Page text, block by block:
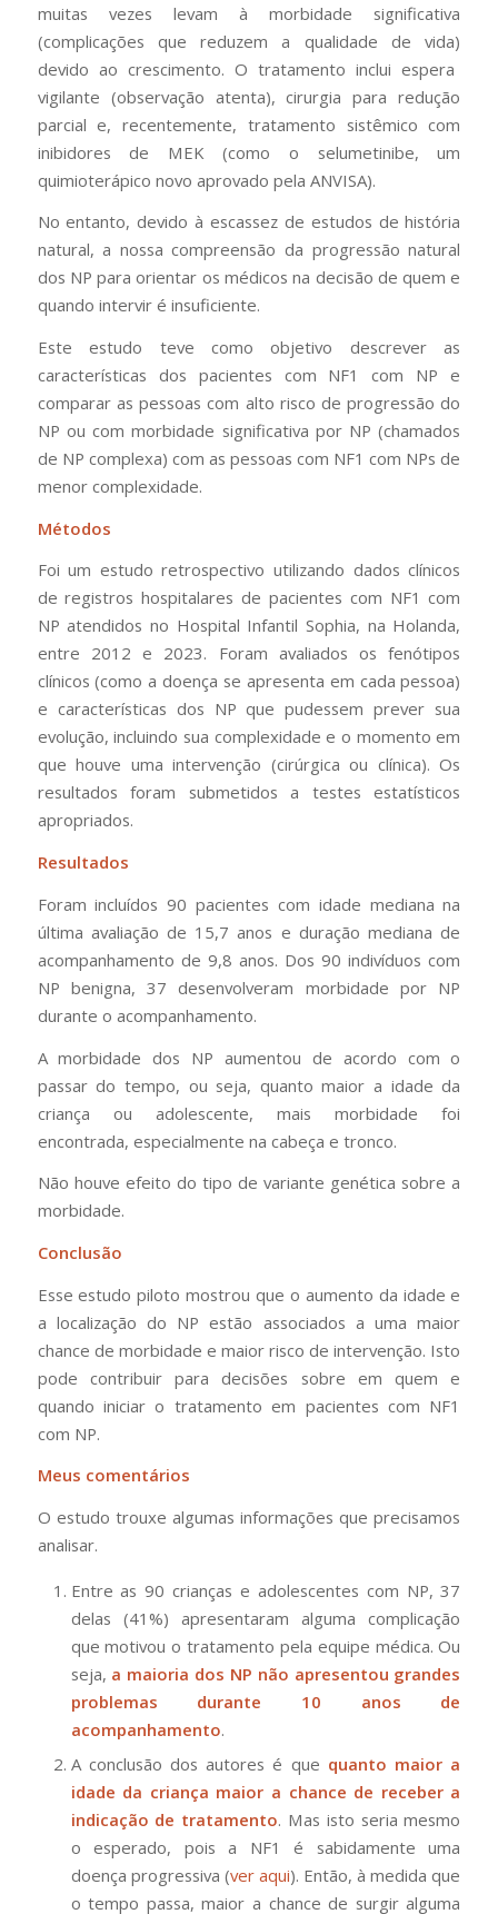
muitas vezes levam à morbidade significativa
(complicações que reduzem a qualidade de vida)
devido ao crescimento. O tratamento inclui espera
vigilante (observação atenta), cirurgia para redução
parcial e, recentemente, tratamento sistêmico com
inibidores de MEK (como o selumetinibe, um
quimioterápico novo aprovado pela ANVISA).
No entanto, devido à escassez de estudos de história
natural, a nossa compreensão da progressão natural
dos NP para orientar os médicos na decisão de quem e
quando intervir é insuficiente.
Este estudo teve como objetivo descrever as
características dos pacientes com NF1 com NP e
comparar as pessoas com alto risco de progressão do
NP ou com morbidade significativa por NP (chamados
de NP complexa) com as pessoas com NF1 com NPs de
menor complexidade.
Métodos
Foi um estudo retrospectivo utilizando dados clínicos
de registros hospitalares de pacientes com NF1 com
NP atendidos no Hospital Infantil Sophia, na Holanda,
entre 2012 e 2023. Foram avaliados os fenótipos
clínicos (como a doença se apresenta em cada pessoa)
e características dos NP que pudessem prever sua
evolução, incluindo sua complexidade e o momento em
que houve uma intervenção (cirúrgica ou clínica).Os
resultados foram submetidos a testes estatísticos
apropriados.
Resultados
Foram incluídos 90 pacientes com idade mediana na
última avaliação de 15,7 anos e duração mediana de
acompanhamento de 9,8 anos. Dos 90 indivíduos com
NP benigna, 37 desenvolveram morbidade por NP
durante o acompanhamento.
A morbidade dos NP aumentou de acordo com o
passar do tempo, ou seja, quanto maior a idade da
criança ou adolescente, mais morbidade foi
encontrada, especialmente na cabeça e tronco.
Não houve efeito do tipo de variante genética sobre a
morbidade.
Conclusão
Esse estudo piloto mostrou que o aumento da idade e
a localização do NP estão associados a uma maior
chance de morbidade e maior risco de intervenção. Isto
pode contribuir para decisões sobre em quem e
quando iniciar o tratamento em pacientes com NF1
com NP.
Meus comentários
O estudo trouxe algumas informações que precisamos
analisar.
Entre as 90 crianças e adolescentes com NP, 37
delas (41%) apresentaram alguma complicação
que motivou o tratamento pela equipe médica. Ou
seja, a maioria dos NP não apresentou grandes
problemas durante 10 anos de
acompanhamento.
A conclusão dos autores é que quanto maior a
idade da criança maior a chance de receber a
indicação de tratamento. Mas isto seria mesmo
o esperado, pois a NF1 é sabidamente uma
doença progressiva (ver aqui). Então, à medida que
o tempo passa, maior a chance de surgir alguma